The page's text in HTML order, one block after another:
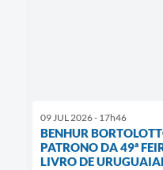
09 JUL 2026 - 17h46
BENHUR
PATRONO DA 49ª
LIVRO DE